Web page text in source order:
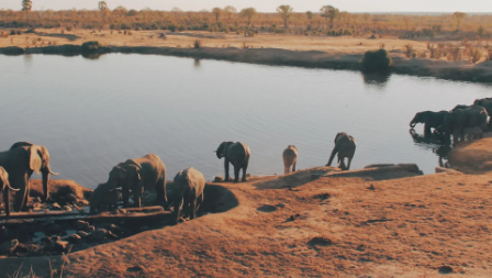
PEO
Auslagern von komplexen HR-Aufgaben
Remote Embedded
Nahtlose Integration der HR in bestehende Abläufe
Plattform
Integrierte HR-Kernfunktionen für dein Team
WACHSTUMSPHASE
Startups
Agile HR- und Payroll-Lösungen für wachsende
Maßgeschneiderte HR-Lösungen, um Teams zu
vergrößern
Enterprise
Globale HR für Konzerne und Großunternehmen
Honorarzahlungen berechnen
Informationen zu möglichen Währungen und
Abwicklungsfristen für globale Freelancer:innen
Forschung und Leitfäden
Fallstudien
HR-Glossar
Français
Español
Italiano
Português (Portugal)